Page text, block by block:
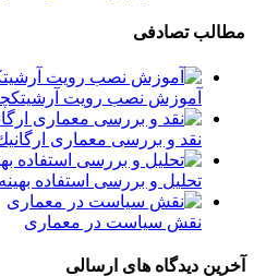
مطالب تصادفی
آموزش نصب رویت آرشیتکچر
نقد و بررسی معماری
تحلیل و بررسی استفاده
نقش سیاست در معماری
آخرین دیدگاه های ارسالی